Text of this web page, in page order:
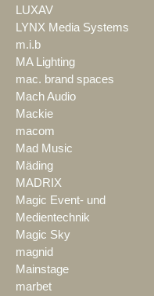
LUXAV
LYNX Media Systems
m.i.b
MA Lighting
mac. brand spaces
Mach Audio
Mackie
macom
Mad Music
Mäding
MADRIX
Magic Event- und
Medientechnik
Magic Sky
magnid
Mainstage
marbet